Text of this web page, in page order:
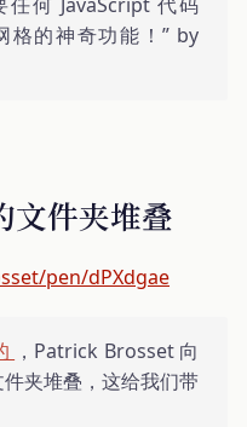
何 JavaScript 代码
的神奇功能！” by
文件夹堆叠
pen/dPXdgae
，Patrick Brosset 向
夹堆叠，这给我们带